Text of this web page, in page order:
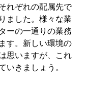
れぞれの配属先で
ました。様々な業
ーの一通りの業務
す。新しい環境の
思いますが、これ
いきましょう。